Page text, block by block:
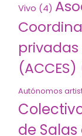
Vivo (4)
(ACCES)
Autónomos
de Salas